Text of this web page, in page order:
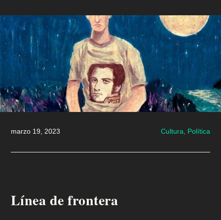
u
i
é
n
e
s
s
o
s
marzo 19, 2023 Cultura, Política
Línea de frontera